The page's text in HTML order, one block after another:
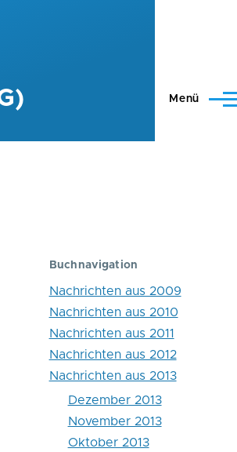
Menü
Buchnavigation
Nachrichten aus 2009
Nachrichten aus 2010
Nachrichten aus 2011
Nachrichten aus 2012
Nachrichten aus 2013
Dezember 2013
November 2013
Oktober 2013